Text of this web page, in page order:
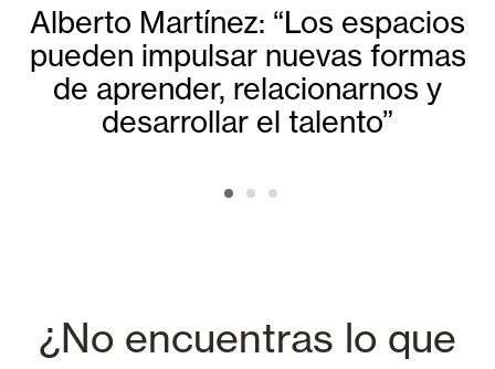
Alberto Martínez: “Los espacios
pueden impulsar nuevas formas
de aprender, relacionarnos y
desarrollar el talento”
¿No encuentras lo que